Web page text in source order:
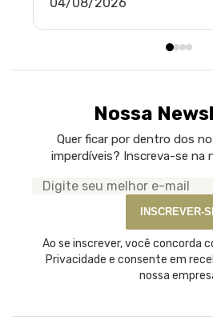
Nossa
Quer ficar por dentro dos
imperdíveis? Inscreva-se na
Seu
e-
mail
INSCREVER-
Ao se inscrever, você concorda
Privacidade e consente em
nossa